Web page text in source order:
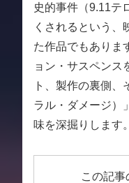
史的事件（9.11テ
くされるという、
た作品でもありま
ョン・サスペンス
ト、製作の裏側、
ラル・ダメージ）
味を深掘りします。
この記事